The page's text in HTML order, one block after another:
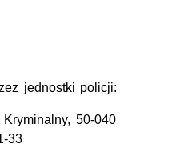
jednostki policji:
50-040
33